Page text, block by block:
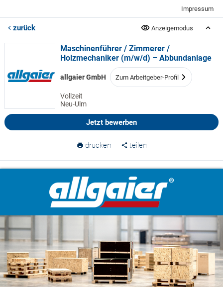
Impressum
zurück Anzeigemodus
Maschinenführer / Zimmerer /
Holzmechaniker (m/w/d) – Abbundanlage
allgaier GmbH Zum Arbeitgeber-Profil
Vollzeit
Neu-Ulm
Jetzt bewerben
drucken teilen